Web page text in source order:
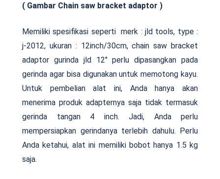
( Gambar Chain saw bracket adaptor )
Memiliki spesifikasi seperti merk : jld tools, type :
j-2012, ukuran : 12inch/30cm, chain saw bracket
adaptor gurinda jld 12″ perlu dipasangkan pada
gerinda agar bisa digunakan untuk memotong kayu.
Untuk pembelian alat ini, Anda hanya akan
menerima produk adapternya saja tidak termasuk
gerinda tangan 4 inch. Jadi, Anda perlu
mempersiapkan gerindanya terlebih dahulu. Perlu
Anda ketahui, alat ini memiliki bobot hanya 1.5 kg
saja.